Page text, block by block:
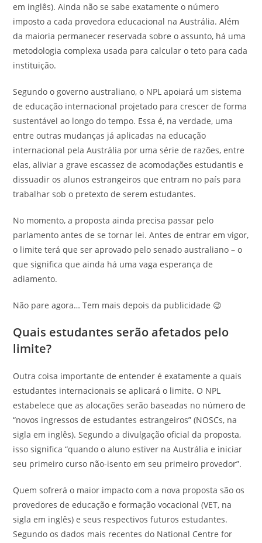
em inglês). Ainda não se sabe exatamente o número
imposto a cada provedora educacional na Austrália. Além
da maioria permanecer reservada sobre o assunto, há uma
metodologia complexa usada para calcular o teto para cada
instituição.
Segundo o governo australiano, o NPL apoiará um sistema
de educação internacional projetado para crescer de forma
sustentável ao longo do tempo. Essa é, na verdade, uma
entre outras mudanças já aplicadas na educação
internacional pela Austrália por uma série de razões, entre
elas, aliviar a grave escassez de acomodações estudantis e
dissuadir os alunos estrangeiros que entram no país para
trabalhar sob o pretexto de serem estudantes.
No momento, a proposta ainda precisa passar pelo
parlamento antes de se tornar lei. Antes de entrar em vigor,
o limite terá que ser aprovado pelo senado australiano – o
que significa que ainda há uma vaga esperança de
adiamento.
Não pare agora… Tem mais depois da publicidade 😉
Quais estudantes serão afetados pelo
limite?
Outra coisa importante de entender é exatamente a quais
estudantes internacionais se aplicará o limite. O NPL
estabelece que as alocações serão baseadas no número de
“novos ingressos de estudantes estrangeiros” (NOSCs, na
sigla em inglês). Segundo a divulgação oficial da proposta,
isso significa “quando o aluno estiver na Austrália e iniciar
seu primeiro curso não-isento em seu primeiro provedor”.
Quem sofrerá o maior impacto com a nova proposta são os
provedores de educação e formação vocacional (VET, na
sigla em inglês) e seus respectivos futuros estudantes.
Segundo os dados mais recentes do National Centre for